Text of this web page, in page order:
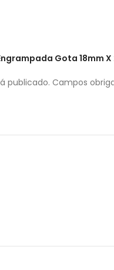
Gota 18mm
publicado. Campos